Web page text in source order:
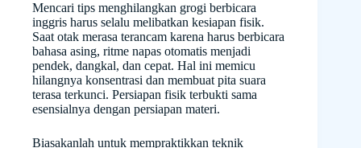
Mencari tips menghilangkan grogi berbicara
inggris harus selalu melibatkan kesiapan fisik.
Saat otak merasa terancam karena harus berbicara
bahasa asing, ritme napas otomatis menjadi
pendek, dangkal, dan cepat. Hal ini memicu
hilangnya konsentrasi dan membuat pita suara
terasa terkunci. Persiapan fisik terbukti sama
esensialnya dengan persiapan materi.
Biasakanlah untuk mempraktikkan teknik